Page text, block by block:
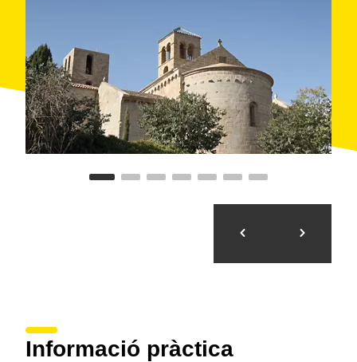
Informació pràctica